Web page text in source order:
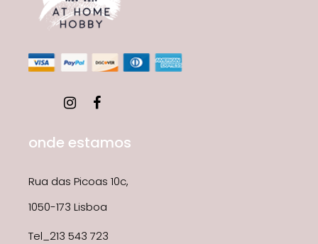
onde estamos
Rua das Picoas 10c,
1050-173 Lisboa
Tel_213 543 723